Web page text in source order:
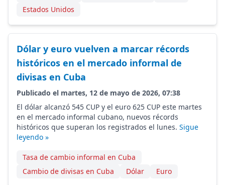
Estados Unidos
Dólar y euro vuelven a marcar récords
históricos en el mercado informal de
divisas en Cuba
Publicado el martes, 12 de mayo de 2026, 07:38
El dólar alcanzó 545 CUP y el euro 625 CUP este martes
en el mercado informal cubano, nuevos récords
históricos que superan los registrados el lunes. Sigue
leyendo »
Tasa de cambio informal en Cuba
Cambio de divisas en Cuba
Dólar Euro